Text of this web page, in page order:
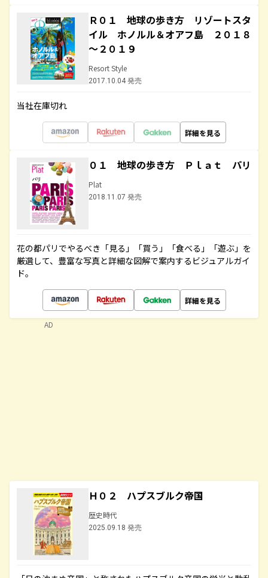
Ｒ０１ 地球の歩き方 リゾートスタ
イル ホノルル＆オアフ島 ２０１８
～２０１９
Resort Style
2017.10.04 発売
当社在庫切れ
詳細を見る
０１ 地球の歩き方 Ｐｌａｔ パリ
Plat
2018.11.07 発売
花の都パリでやるべき「見る」「買う」「食べる」「遊ぶ」を
厳選して、豊富な写真と詳細な図解で案内するビジュアルガイ
ド。
詳細を見る
Ｈ０２ ハプスブルク帝国
歴史時代
2025.09.18 発売
AD